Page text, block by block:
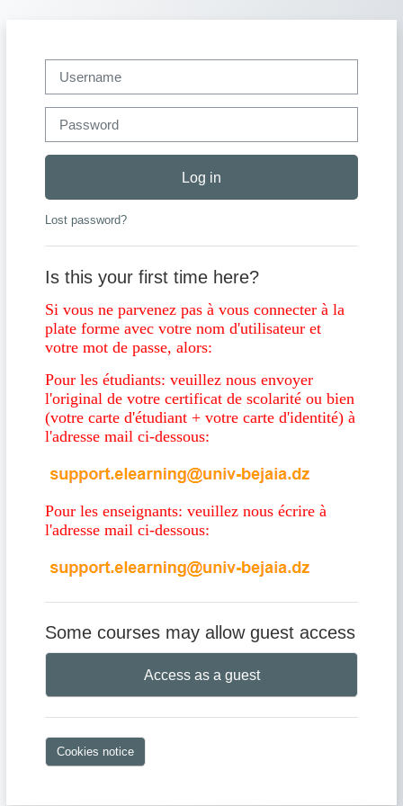
Log in
Lost password?
Is this your first time here?
Si vous ne parvenez pas à vous connecter à la
plate forme avec votre nom d'utilisateur et
votre mot de passe, alors:
Pour les étudiants: veuillez nous envoyer
l'original de votre certificat de scolarité ou bien
(votre carte d'étudiant + votre carte d'identité) à
l'adresse mail ci-dessous:
Pour les enseignants: veuillez nous écrire à
l'adresse mail ci-dessous:
Some courses may allow guest access
Access as a guest
Cookies notice